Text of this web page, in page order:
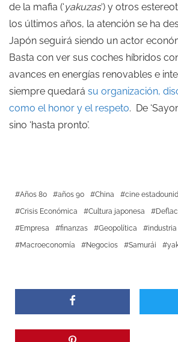
de la mafia (‘yakuzas‘) y otros
los últimos años, la atención se ha
Japón seguirá siendo un actor
Basta con ver sus coches híbridos
avances en energías renovables e
siempre quedará su organización,
como el honor y el respeto. De
sino ‘hasta pronto’.
Años 80 años 90 China
cine
Crisis Económica
Cultura japonesa
Empresa
finanzas Geopolítica industria
Macroeconomía
Negocios Samurái